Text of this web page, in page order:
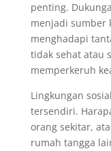
penting.
menjadi sumber
menghadapi
tidak sehat atau
memperkeruh
Lingkungan
tersendiri.
orang sekitar,
rumah tangga